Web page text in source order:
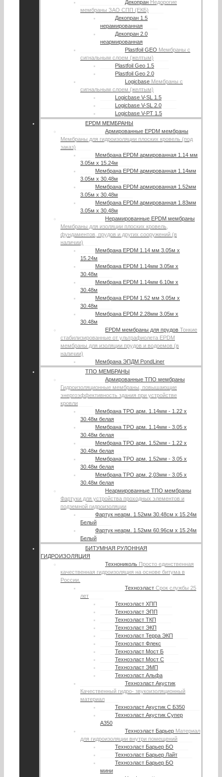
Декопран Недорогие
мембраны ЗАО СПП (ЕКБ)
Декопран 1.5
нерамированная
Декопран 2.0
неармированная
Plastfoil GEO Мембраны с
сигнальным слоем (желтым)
Plastfoil Geo 1.5
Plastfoil Geo 2.0
Logicbase Мембраны с
сигнальным слоем (желтым)
Logicbase V-SL 1.5
Logicbase V-SL 2.0
Logicbase V-PT 1.5
EPDM МЕМБРАНЫ
Армированные EPDM мембраны
Мембраны для гидроизоляции плоских кровель (под
заказ)
Мембрана EPDM армированная 1.14 мм
3.05м х 15.24м
Мембрана EPDM армированная 1.14мм
3.05м х 30.48м
Мембрана EPDM армированная 1.52мм
3.05м х 30.48м
Мембрана EPDM армированная 1.83мм
3.05м х 30.48м
Нерамированные EPDM мембраны
Мембраны для изоляции плоских кровель,
фундаментов, прудов и других сооружений (в
наличии)
Мембрана EPDM 1.14 мм 3.05м х
15.24м
Мембрана EPDM 1.14мм 3.05м х
30.48м
Мембрана EPDM 1.14мм 6.10м х
30.48м
Мембрана EPDM 1.52 мм 3.05м х
30.48м
Мембрана EPDM 2.28мм 3.05м х
30.48м
EPDM мембраны для прудов Тонкие
стабилизированные от ультрафиолета EPDM
мембраны для изоляции прудов и водоемов (в
наличии)
Мембрана ЭПДМ PondLiner
ТПО МЕМБРАНЫ
Армированные ТПО мембраны
Гидроизоляционные мембраны, повышающие
энергоэффективность здания при устройстве
кровли
Мембрана TPO арм. 1.14мм - 1.22 х
30.48м белая
Мембрана TPO арм. 1.14мм - 3.05 х
30.48м белая
Мембрана TPO арм. 1.52мм - 1.22 х
30.48м белая
Мембрана TPO арм. 1.52мм - 3.05 х
30.48м белая
Мембрана TPO арм. 2,03мм - 3.05 х
30.48м белая
Неармированные ТПО мембраны
Фартуки для устройства проходных элементов и
подземной гидроизоляции
Фартук неарм. 1.52мм 30.48см х 15.24м
Белый
Фартук неарм. 1.52мм 60.96см х 15.24м
Белый
БИТУМНАЯ РУЛОННАЯ
ГИДРОИЗОЛЯЦИЯ
Технониколь Просто единственная
качественная гидроизоляция на основе битума в
России.
Техноэласт Срок службы 25
лет
Техноэласт ХПП
Техноэласт ЭПП
Техноэласт ТКП
Техноэласт ЭКП
Техноэласт Терра ЭКП
Техноэласт Флекс
Техноэласт Мост Б
Техноэласт Мост С
Техноэласт ЭМП
Техноэласт Альфа
Техноэласт Акустик
Качественный гидро- звукоизоляционный
материал
Техноэласт Акустик С Б350
Техноэласт Акустик Супер
А350
Техноэласт Барьер Материал
для гидроизоляции внутри помещений
Техноэласт Барьер БО
Техноэласт Барьер Лайт
Техноэласт Барьер БО
мини